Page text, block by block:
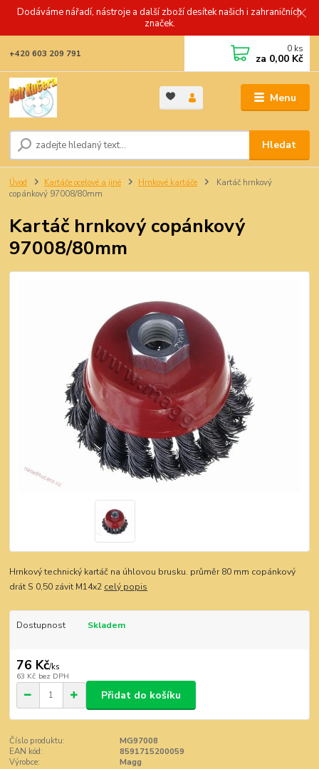
Dodáváme nářadí, nástroje a další zboží desítek našich i zahraničních
značek.
Menu
Hledat
+420 603 209 791 0 ks
za 0,00 Kč
Úvod Kartáče ocelové a jiné Hrnkové kartáče
Kartáč hrnkový
copánkový 97008/80mm
Kartáč hrnkový copánkový
97008/80mm
Hrnkový technický kartáč na úhlovou brusku. průměr 80 mm copánkový
drát S 0,50 závit M14x2 celý popis
Dostupnost Skladem
76 Kč/ks
63 Kč bez DPH
Přidat do košíku
Číslo produktu:
MG97008
EAN kód:
8591715200059
Výrobce:
Magg